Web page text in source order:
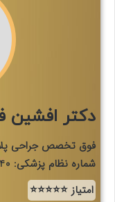
دکتر افشین
فوق تخصص جراحی
شماره نظام پزشکی: 98040
امتیاز ⭐⭐⭐⭐⭐